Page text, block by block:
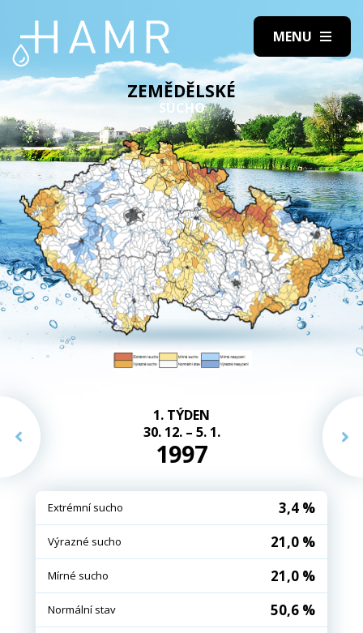
ZEMĚDĚLSKÉ
SUCHO
1. TÝDEN
30. 12. – 5. 1.
1997
Extrémní sucho 3,4 %
Výrazné sucho 21,0 %
Mírné sucho 21,0 %
Normální stav 50,6 %